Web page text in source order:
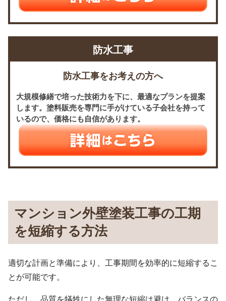
防水工事
防水工事をお考えの方へ
大規模修繕で培った技術力を下に、最適なプランを提案
します。塗料販売を専門に手がけている子会社を持って
いるので、価格にも自信があります。
マンション外壁塗装工事の工期
を短縮する方法
適切な計画と準備により、工事期間を効率的に短縮するこ
とが可能です。
ただし、品質を犠牲にした無理な短縮は避け、バランスの